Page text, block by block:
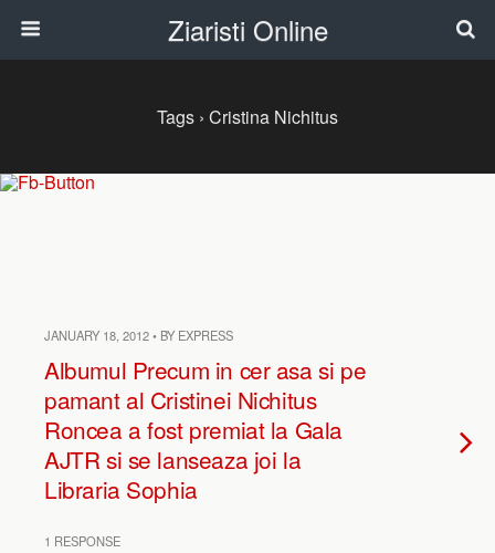
Ziaristi Online
Tags › Cristina Nichitus
JANUARY 18, 2012 • BY EXPRESS
Albumul Precum in cer asa si pe
pamant al Cristinei Nichitus
Roncea a fost premiat la Gala
AJTR si se lanseaza joi la
Libraria Sophia
1 RESPONSE